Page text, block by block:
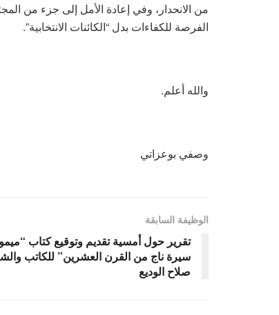
من الانحدار، وفي إعادة الأمل إلى جزء من
الفرصة للكفاءات بدل “الكائنات الانتخابية”.
والله أعلم.
وصفي بوعزاتي
الوظيفة السابقة
تقرير حول أمسية تقديم وتوقيع كتاب
سيرة ناج من القرن العشرين” للكاتب
صلاح الوديع